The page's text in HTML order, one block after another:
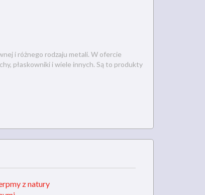
i różnego rodzaju metali. W ofercie
płaskowniki i wiele innych. Są to produkty
z natury